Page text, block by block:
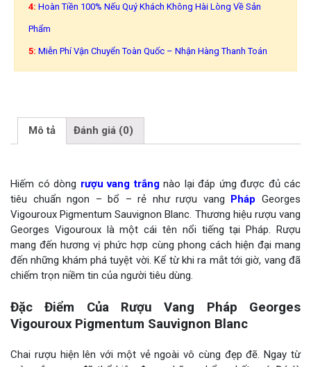
4: Hoàn Tiền 100% Nếu Quý Khách Không Hài Lòng Về Sản
Phẩm
5: Miễn Phí Vận Chuyển Toàn Quốc – Nhận Hàng Thanh Toán
Mô tả Đánh giá (0)
Hiếm có dòng rượu vang trắngnào lại đáp ứng được đủ các
tiêu chuẩn ngon – bổ – rẻ như rượu vang Pháp Georges
Vigouroux Pigmentum Sauvignon Blanc. Thương hiệu rượu vang
Georges Vigouroux là một cái tên nổi tiếng tại Pháp. Rượu
mang đến hương vị phức hợp cùng phong cách hiện đại mang
đến những khám phá tuyệt vời. Kể từ khi ra mắt tới giờ, vang đã
chiếm trọn niềm tin của người tiêu dùng.
Đặc Điểm Của Rượu Vang Pháp Georges
Vigouroux Pigmentum Sauvignon Blanc
Chai rượu hiện lên với một vẻ ngoài vô cùng đẹp đẽ. Ngay từ